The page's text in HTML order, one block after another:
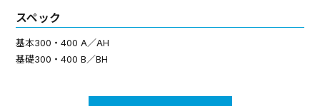
スペック
基本300・400 A／AH
基礎300・400 B／BH